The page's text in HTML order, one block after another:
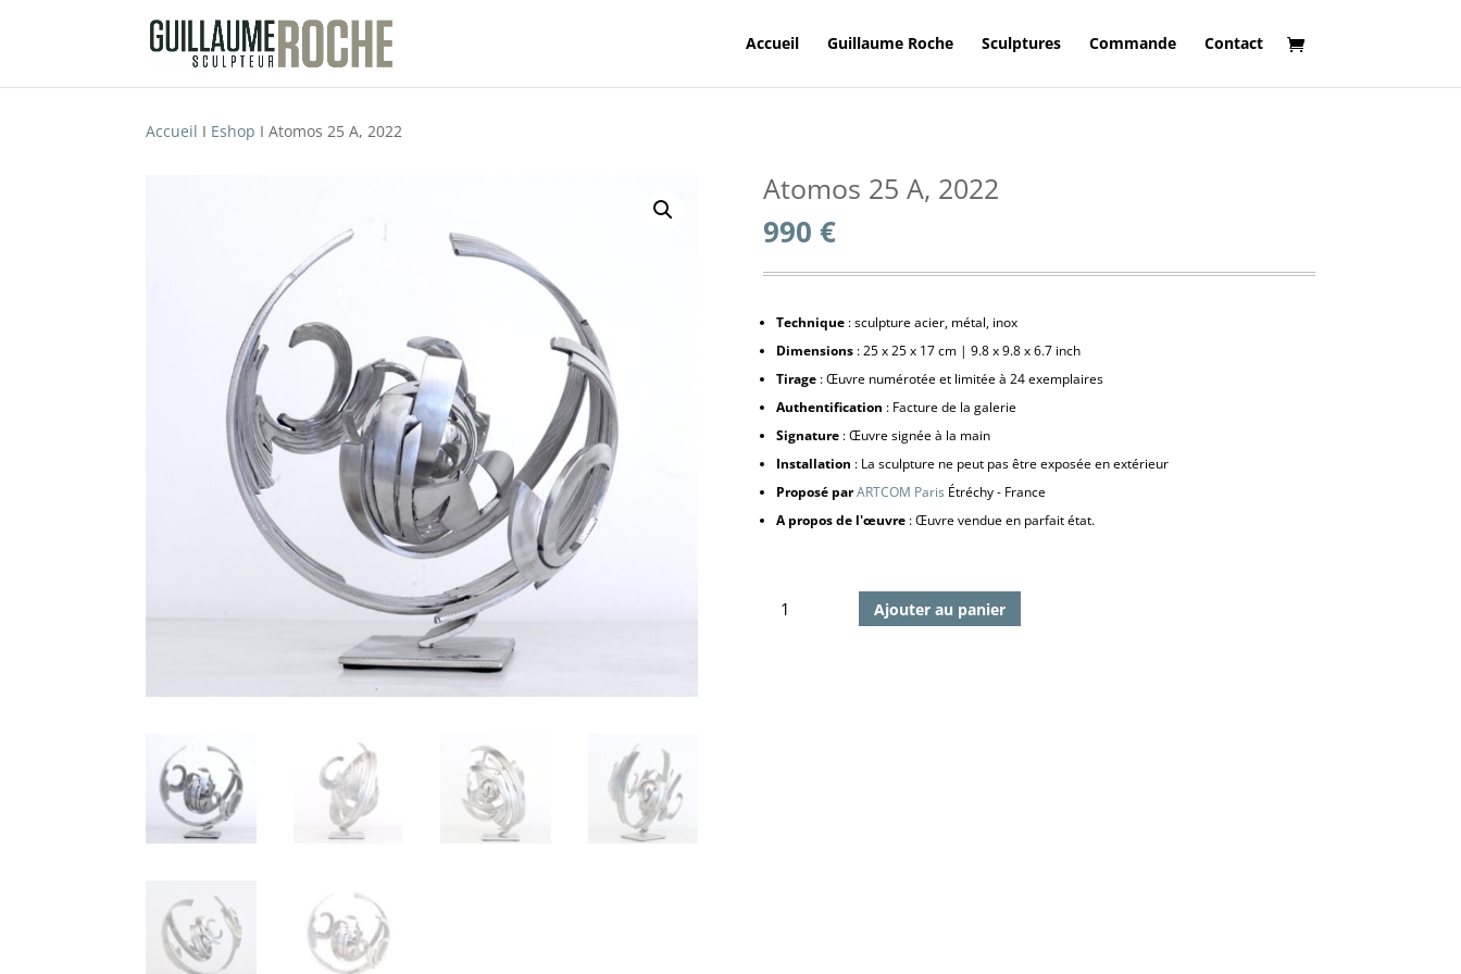
Accueil Guillaume Roche Sculptures Commande Contact
Accueil I Eshop I Atomos 25 A, 2022
Atomos 25 A, 2022
990 €
Technique: sculpture acier, métal, inox
Dimensions: 25 x 25 x 17 cm | 9.8 x 9.8 x 6.7 inch
Tirage: Œuvre numérotée et limitée à 24 exemplaires
Authentification : Facture de la galerie
Signature: Œuvre signée à la main
Installation : La sculpture ne peut pas être exposée en extérieur
Proposé par ARTCOM Paris Étréchy - France
A propos de l'œuvre: Œuvre vendue en parfait état.
quantité
Ajouter au panier